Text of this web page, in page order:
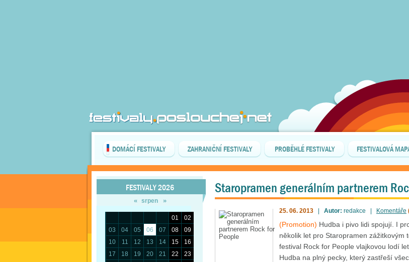
DOMÁCÍ FESTIVALY ZAHRANIČNÍ FESTIVALY PROBĚHLÉ FESTIVALY FESTIVALOVÁ
FESTIVALY 2026
« srpen »
01
02
03
04 05 06 07 08
09
10
11 12 13 14 15
16
17
18 19 20 21 22
23
Staropramen generálním partnerem
25. 06. 2013 Autor: redakce | Komentáře
(Promotion) Hudba i pivo lidi spojují. I
několik let pro Staropramen zážitkovým
festival Rock for People vlajkovou lodí
Hudba na plný pecky, který zastřeší